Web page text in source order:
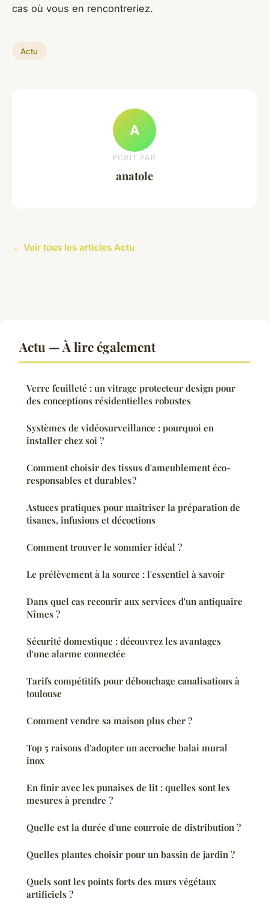
cas où vous en rencontreriez.
Actu
A
ECRIT PAR
anatole
← Voir tous les articles Actu
Actu — À lire également
Verre feuilleté : un vitrage protecteur design pour
des conceptions résidentielles robustes
Systèmes de vidéosurveillance : pourquoi en
installer chez soi ?
Comment choisir des tissus d'ameublement éco-
responsables et durables ?
Astuces pratiques pour maîtriser la préparation de
tisanes, infusions et décoctions
Comment trouver le sommier idéal ?
Le prélèvement à la source : l'essentiel à savoir
Dans quel cas recourir aux services d'un antiquaire
Nîmes ?
Sécurité domestique : découvrez les avantages
d'une alarme connectée
Tarifs compétitifs pour débouchage canalisations à
toulouse
Comment vendre sa maison plus cher ?
Top 5 raisons d'adopter un accroche balai mural
inox
En finir avec les punaises de lit : quelles sont les
mesures à prendre ?
Quelle est la durée d'une courroie de distribution ?
Quelles plantes choisir pour un bassin de jardin ?
Quels sont les points forts des murs végétaux
artificiels ?